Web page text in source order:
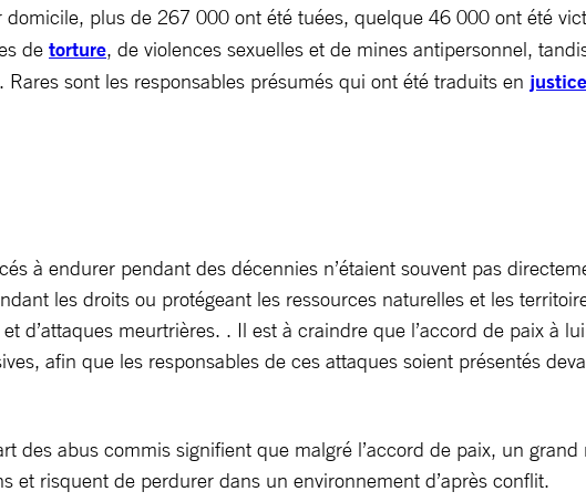
plus de 267 000 ont été tuées, quelque 46 000 ont été
de torture, de violences sexuelles et de mines antipersonnel,
sont les responsables présumés qui ont été traduits en justice
à endurer pendant des décennies n’étaient souvent pas
les droits ou protégeant les ressources naturelles et les
d’attaques meurtrières. . Il est à craindre que l’accord de paix à
afin que les responsables de ces attaques soient présentés
des abus commis signifient que malgré l’accord de paix, un
et risquent de perdurer dans un environnement d’après conflit.